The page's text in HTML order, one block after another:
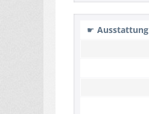
☛ Ausstattung